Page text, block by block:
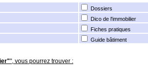
Dossiers
Dico de l'immobilier
Fiches pratiques
Guide bâtiment
", vous pourrez trouver :